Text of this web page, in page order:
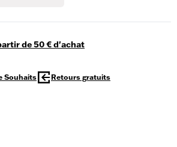
de 50 € d'achat
Souhaits Retours gratuits